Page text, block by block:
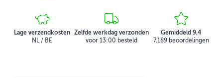
Lage verzendkosten
NL / BE
Zelfde werkdag verzonden
voor 13:00 besteld
Gemiddeld 9,4
7.189 beoordelingen